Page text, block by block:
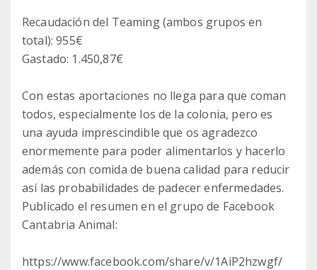
Recaudación del Teaming (ambos grupos en
total): 955€
Gastado: 1.450,87€
Con estas aportaciones no llega para que coman
todos, especialmente los de la colonia, pero es
una ayuda imprescindible que os agradezco
enormemente para poder alimentarlos y hacerlo
además con comida de buena calidad para reducir
así las probabilidades de padecer enfermedades.
Publicado el resumen en el grupo de Facebook
Cantabria Animal:
https://www.facebook.com/share/v/1AiP2hzwgf/